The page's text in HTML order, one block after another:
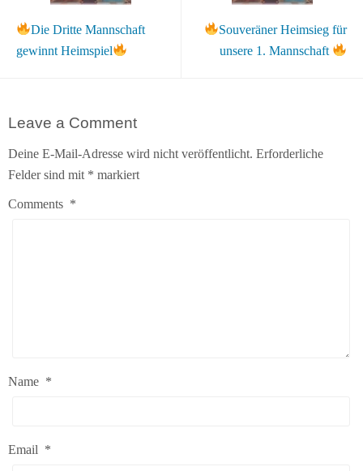
Die Dritte Mannschaft
gewinnt Heimspiel
Souveräner Heimsieg für
unsere 1. Mannschaft
Leave a Comment
Deine E-Mail-Adresse wird nicht veröffentlicht. Erforderliche
Felder sind mit * markiert
Comments *
Name *
Email *